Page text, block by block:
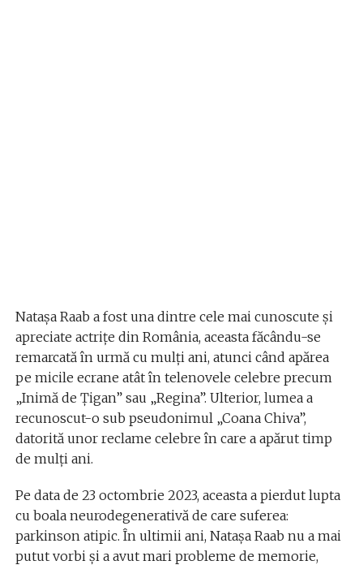
​Natașa Raab a fost una dintre cele mai cunoscute și
apreciate actrițe din România, aceasta făcându-se
remarcată în urmă cu mulți ani, atunci când apărea
pe micile ecrane atât în telenovele celebre precum
„Inimă de Țigan” sau „Regina”. Ulterior, lumea a
recunoscut-o sub pseudonimul „Coana Chiva”,
datorită unor reclame celebre în care a apărut timp
de mulți ani.
Pe data de 23 octombrie 2023, aceasta a pierdut lupta
cu boala neurodegenerativă de care suferea:
parkinson atipic. În ultimii ani, Natașa Raab nu a mai
putut vorbi și a avut mari probleme de memorie,